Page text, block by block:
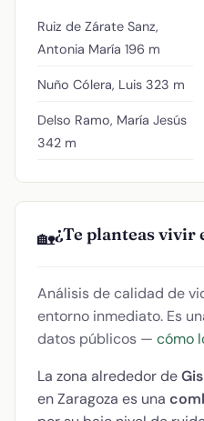
Ruiz de Zárate Sanz,
Antonia María 196 m
Nuño Cólera, Luis 323 m
Delso Ramo, María Jesús
342 m
🏡¿Te planteas vivir
Análisis de calidad de
entorno inmediato. Es
datos públicos — cómo
La zona alrededor de
en Zaragoza es una